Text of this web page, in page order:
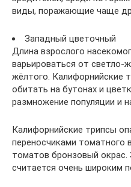
виды, поражающие чаще
Западный цветочный
Длина взрослого
варьироваться от светло-
жёлтого. Калифорнийские
обитать на бутонах и
размножение популяции и
Калифорнийские трипсы
переносчиками томатного
томатов бронзовый
считается очень широким